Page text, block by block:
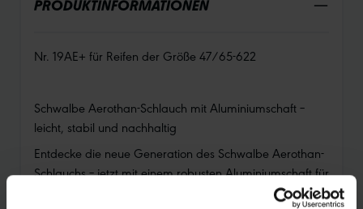
PRODUKTINFORMATIONEN
Nr. 19AE+ für Reifen der Größe 47/65-622
Schwalbe Aerothan-Schlauch mit Aluminiumschaft –
leicht, stabil und nachhaltig
Entdecke die neue Generation des Schwalbe Aerothan-
Schlauchs – jetzt mit einem robusten Aluminiumschaft für
mehr Stabilität bei bester Performance. Der Schlauch